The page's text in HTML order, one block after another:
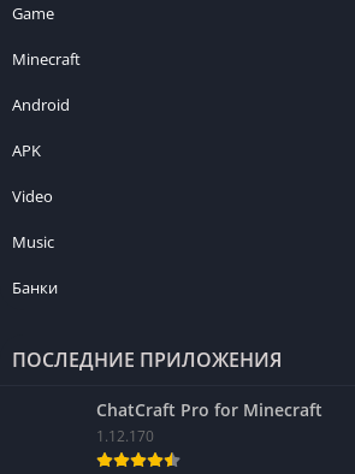
Game
Minecraft
Android
APK
Video
Music
Банки
ПОСЛЕДНИЕ ПРИЛОЖЕНИЯ
ChatCraft Pro for Minecraft
1.12.170